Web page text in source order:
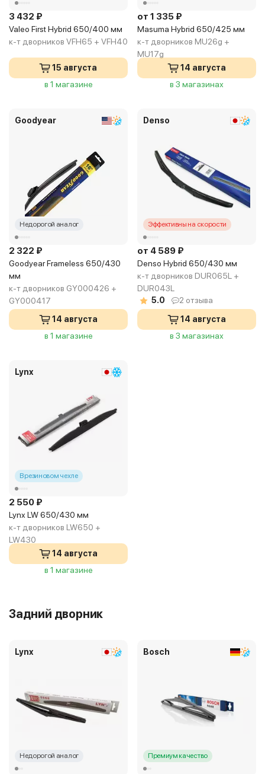
3 432 ₽
Valeo First Hybrid 650/400 мм
к-т дворников VFH65 + VFH40
15 августа
в 1 магазине
от 1 335 ₽
Masuma Hybrid 650/425 мм
к-т дворников MU26g +
MU17g
14 августа
в 3 магазинах
Goodyear
Недорогой аналог
2 322 ₽
Goodyear Frameless 650/430
мм
к-т дворников GY000426 +
GY000417
14 августа
в 1 магазине
Denso
Эффективны на скорости
от 4 589 ₽
Denso Hybrid 650/430 мм
к-т дворников DUR065L +
DUR043L
5.0
2 отзыва
14 августа
в 3 магазинах
Lynx
В резиновом чехле
2 550 ₽
Lynx LW 650/430 мм
к-т дворников LW650 +
LW430
14 августа
в 1 магазине
Задний дворник
Lynx
Недорогой аналог
Bosch
Премиум качество